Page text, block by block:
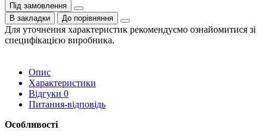
Під замовлення
В закладки
До порівняння
Для уточнення характеристик рекомендуємо ознайомитися зі
специфікацією виробника.
Опис
Характеристики
Відгуки 0
Питання-відповідь
Особливості